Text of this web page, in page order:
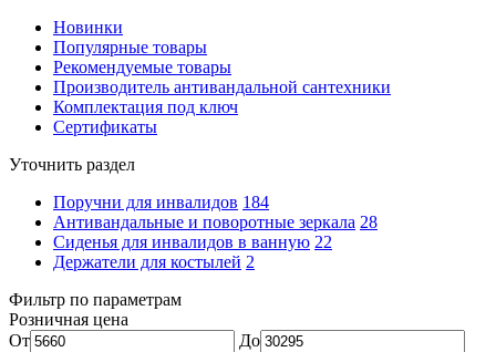
Новинки
Популярные товары
Рекомендуемые товары
Производитель антивандальной сантехники
Комплектация под ключ
Сертификаты
Уточнить раздел
Поручни для инвалидов 184
Антивандальные и поворотные зеркала 28
Сиденья для инвалидов в ванную 22
Держатели для костылей 2
Фильтр по параметрам
Розничная цена
От
До